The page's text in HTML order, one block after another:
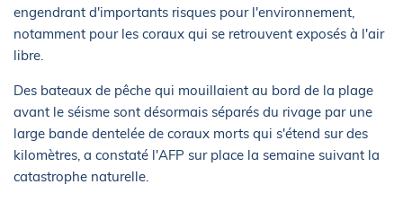
engendrant d'importants risques pour l'environnement,
notamment pour les coraux qui se retrouvent exposés à l'air
libre.
Des bateaux de pêche qui mouillaient au bord de la plage
avant le séisme sont désormais séparés du rivage par une
large bande dentelée de coraux morts qui s'étend sur des
kilomètres, a constaté l'AFP sur place la semaine suivant la
catastrophe naturelle.